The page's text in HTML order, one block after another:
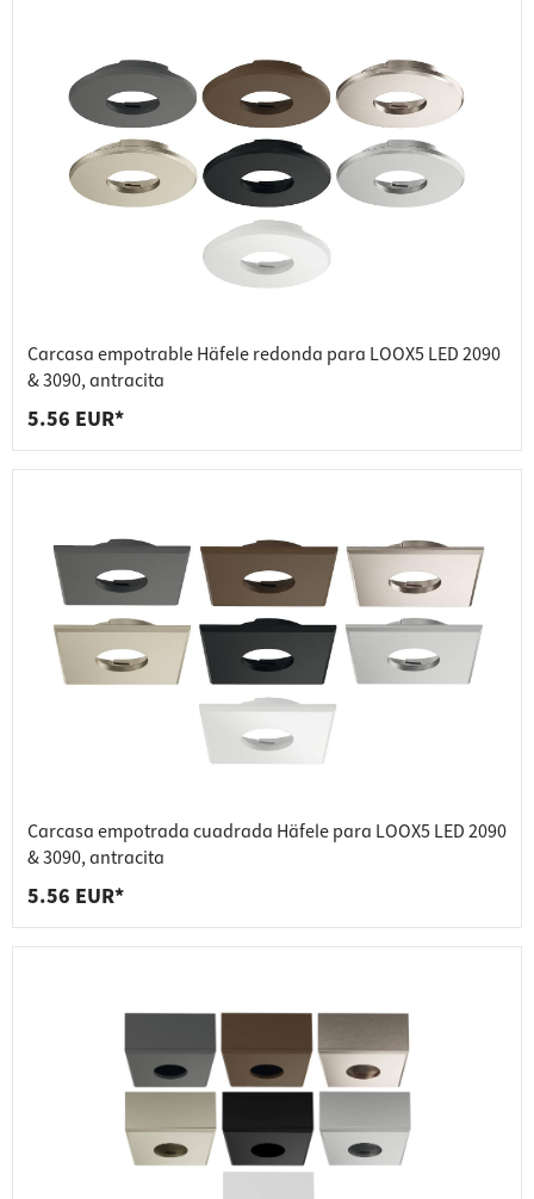
Carcasa empotrable Häfele redonda para LOOX5 LED 2090
& 3090, antracita
5.56 EUR*
Carcasa empotrada cuadrada Häfele para LOOX5 LED 2090
& 3090, antracita
5.56 EUR*